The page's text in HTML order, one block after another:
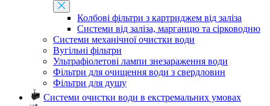
Колбові фільтри з картриджем від заліза
Системи від заліза, марганцю та сірководню
Системи механічної очистки води
Вугільні фільтри
Ультрафіолетові лампи знезараження води
Фільтри для очищення води з свердловин
Фільтри для душу
Системи очистки води в екстремальних умовах